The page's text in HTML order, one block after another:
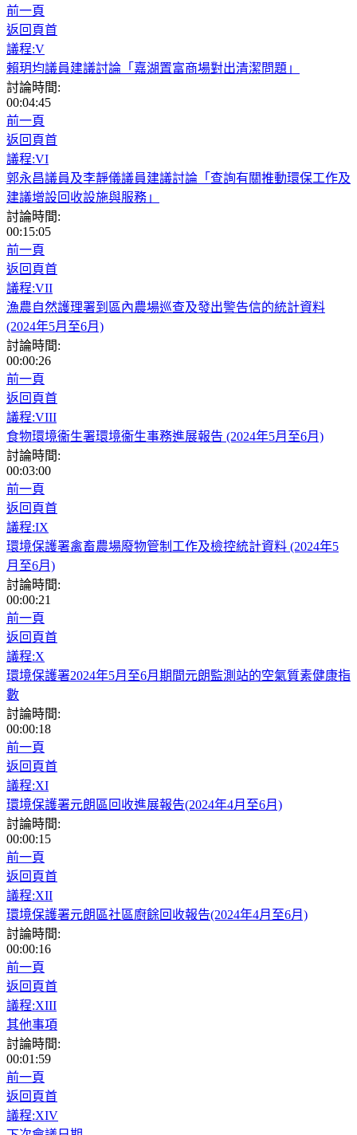
前一頁
返回頁首
議程:V
賴玥均議員建議討論「嘉湖置富商場對出清潔問題」
討論時間:
00:04:45
前一頁
返回頁首
議程:VI
郭永昌議員及李靜儀議員建議討論「查詢有關推動環保工作及
建議增設回收設施與服務」
討論時間:
00:15:05
前一頁
返回頁首
議程:VII
漁農自然護理署到區內農場巡查及發出警告信的統計資料
(2024年5月至6月)
討論時間:
00:00:26
前一頁
返回頁首
議程:VIII
食物環境衞生署環境衞生事務進展報告 (2024年5月至6月)
討論時間:
00:03:00
前一頁
返回頁首
議程:IX
環境保護署禽畜農場廢物管制工作及檢控統計資料 (2024年5
月至6月)
討論時間:
00:00:21
前一頁
返回頁首
議程:X
環境保護署2024年5月至6月期間元朗監測站的空氣質素健康指
數
討論時間:
00:00:18
前一頁
返回頁首
議程:XI
環境保護署元朗區回收進展報告(2024年4月至6月)
討論時間:
00:00:15
前一頁
返回頁首
議程:XII
環境保護署元朗區社區廚餘回收報告(2024年4月至6月)
討論時間:
00:00:16
前一頁
返回頁首
議程:XIII
其他事項
討論時間:
00:01:59
前一頁
返回頁首
議程:XIV